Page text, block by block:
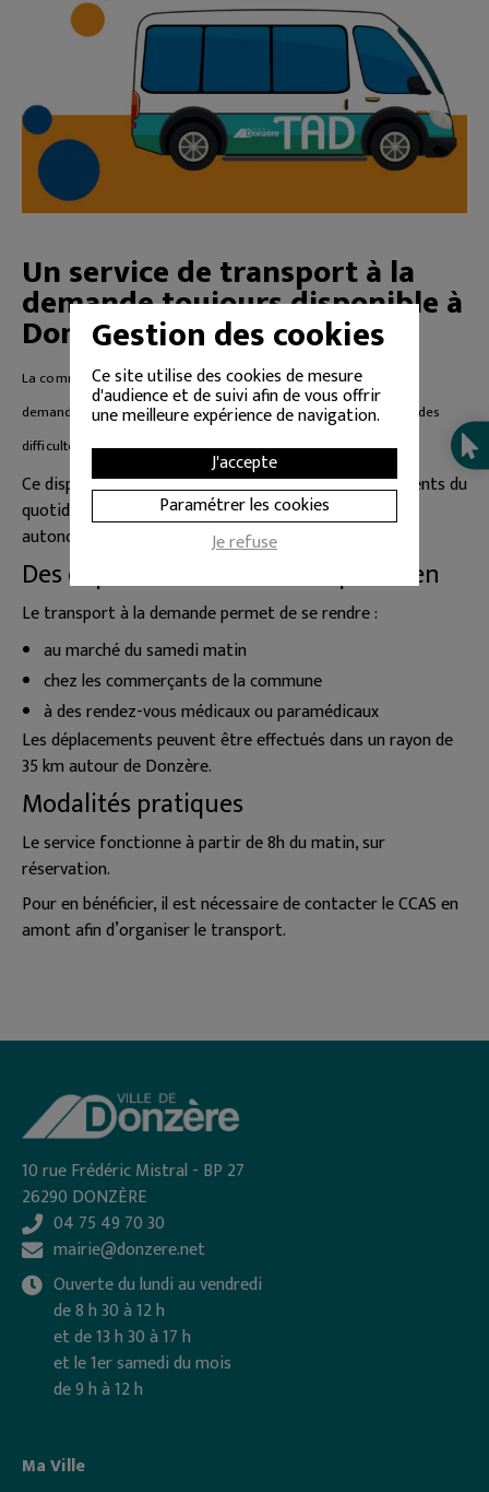
Un service de transport à la
demande toujours disponible à
Donzère
La commune de Donzère propose un service de transport à la
demande destiné aux personnes de plus de 65 ans rencontrant des
difficultés de mobilité.
Ce dispositif a pour objectif de faciliter les déplacements du
quotidien et de permettre à chacun de conserver son
autonomie.
Des déplacements utiles au quotidien
Le transport à la demande permet de se rendre :
au marché du samedi matin
chez les commerçants de la commune
à des rendez-vous médicaux ou paramédicaux
Les déplacements peuvent être effectués dans un rayon de
35 km autour de Donzère.
Modalités pratiques
Le service fonctionne à partir de 8h du matin, sur
réservation.
Pour en bénéficier, il est nécessaire de contacter le CCAS en
amont afin d’organiser le transport.
10 rue Frédéric Mistral - BP 27
26290 DONZÈRE
04 75 49 70 30
mairie@donzere.net
Ouverte du lundi au vendredi
de 8 h 30 à 12 h
et de 13 h 30 à 17 h
et le 1er samedi du mois
de 9 h à 12 h
Ma Ville
Gestion des cookies
Ce site utilise des cookies de mesure
d'audience et de suivi afin de vous offrir
une meilleure expérience de navigation.
J'accepte
Paramétrer les cookies
Je refuse